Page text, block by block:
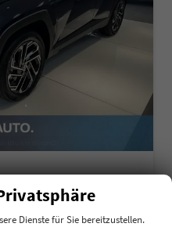
Premium DCT7 4WD
Dienste für Sie bereitzustellen.